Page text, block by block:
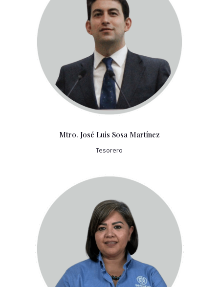
Mtro. José Luis Sosa Martínez
Tesorero